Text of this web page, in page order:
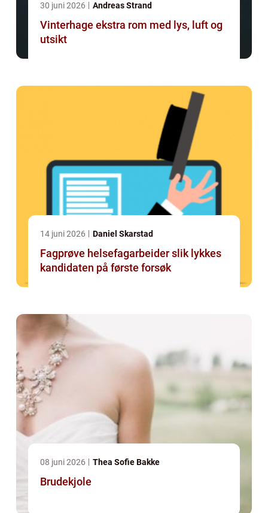
30 juni 2026 Andreas Strand
Vinterhage ekstra rom med lys, luft og
utsikt
14 juni 2026 Daniel Skarstad
Fagprøve helsefagarbeider slik lykkes
kandidaten på første forsøk
08 juni 2026 Thea Sofie Bakke
Brudekjole